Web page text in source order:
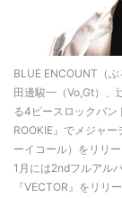
BLUE ENCOUNT（ぶ
田邊駿一（Vo,Gt）、
る4ピースロックバ
ROOKIE』でメジャ
ーイコール）をリリ
1月には2ndフルアル
『VECTOR』をリリ